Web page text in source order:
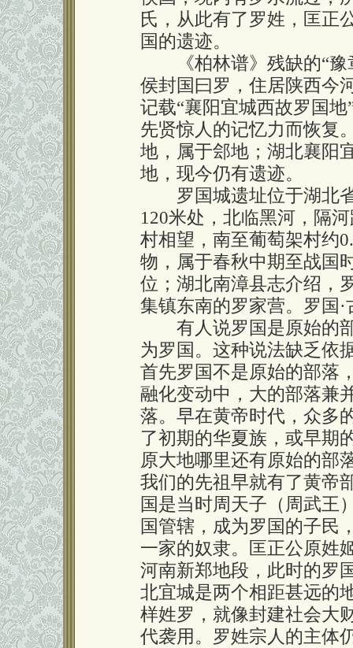
氏，从此有了罗姓，匡正
国的遗迹。
《柏林谱》残缺的“豫
侯封国曰罗，住居陕西今
记载“襄阳宜城西故罗国
先贤惊人的记忆力而恢复
地，属于郐地；湖北襄阳
地，现今仍有遗迹。
罗国城遗址位于湖北省
120米处，北临黑河，隔
村相望，南至葡萄架村约
物，属于春秋中期至战国
位；湖北南漳县志介绍，
集镇东南的罗家营。罗国
有人说罗国是原始的部
为罗国。这种说法缺乏依
首先罗国不是原始的部落
融化变动中，大的部落兼
落。早在黄帝时代，众多
了初期的华夏族，或早期
原大地哪里还有原始的部
我们的先祖早就有了黄帝
国是当时周天子（周武王
国管辖，成为罗国的子民
一家的奴隶。匡正公原姓
河南新郑地段，此时的罗
北宜城是两个相距甚远的
样姓罗，就像封建社会大
代袭用。罗姓宗人的主体